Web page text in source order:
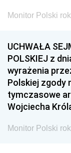
Monitor Polski
UCHWAŁA
POLSKIEJ z
wyrażenia
Polskiej zgody
tymczasowe
Wojciecha
Monitor Polski